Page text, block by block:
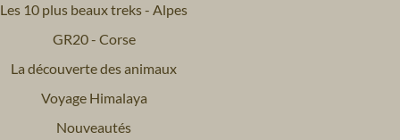
Les 10 plus beaux treks - Alpes
GR20 - Corse
La découverte des animaux
Voyage Himalaya
Nouveautés